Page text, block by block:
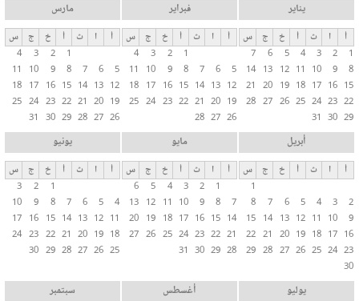
ب
ا
ت
ا
ل
أ
ا
س
ي
ة
يناير
أ ا ث أ خ ج
س
1
2
3
4
5
6
7
8
9
10
11
12
13
14
15
16
17
18
19
20
21
22
23
24
25
26
27
28
29
30
31
فبراير
أ ا ث أ خ ج
س
1
2
3
4
5
6
7
8
9
10
11
12
13
14
15
16
17
18
19
20
21
22
23
24
25
26
27
28
مارس
أ ا ث أ خ ج
س
1
2
3
4
5
6
7
8
9
10
11
12
13
14
15
16
17
18
19
20
21
22
23
24
25
26
27
28
29
30
31
أبريل
أ ا ث أ خ ج
س
1
2
3
4
5
6
7
8
9
10
11
12
13
14
15
16
17
18
19
20
21
22
23
24
25
26
27
28
29
30
مايو
أ ا ث أ خ ج
س
1
2
3
4
5
6
7
8
9
10
11
12
13
14
15
16
17
18
19
20
21
22
23
24
25
26
27
28
29
30
31
يونيو
أ ا ث أ خ ج
س
1
2
3
4
5
6
7
8
9
10
11
12
13
14
15
16
17
18
19
20
21
22
23
24
25
26
27
28
29
30
يوليو أغسطس سبتمبر